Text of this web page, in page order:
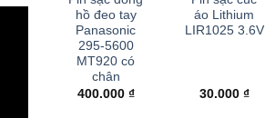
hồ đeo tay
Panasonic
295-5600
MT920 có
chân
400.000 ₫
áo Lithium
LIR1025 3.6V
30.000 ₫